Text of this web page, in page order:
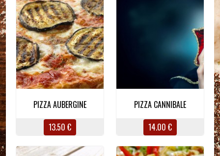
PIZZA AUBERGINE
13.50 €
PIZZA CANNIBALE
14.00 €